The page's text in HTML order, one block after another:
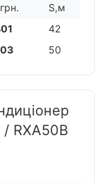
S,м
42
50
/ RXA50B